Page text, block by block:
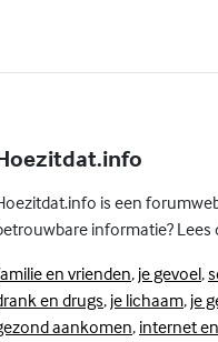
is een
informatie? Lees
en vrienden, je gevoel,
en drugs, je lichaam, je
aankomen, internet